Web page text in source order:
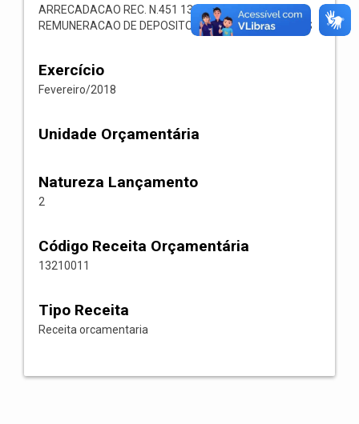
ARRECADACAO REC. N.451 1321.00.1.1.05
REMUNERACAO DE DEPOSITOS BANCARIOS OUTROS
Exercício
Fevereiro/2018
Unidade Orçamentária
Natureza Lançamento
2
Código Receita Orçamentária
13210011
Tipo Receita
Receita orcamentaria